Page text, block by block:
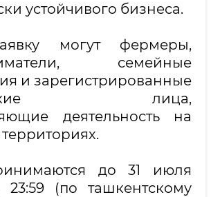
устойчивого бизнеса.
могут фермеры,
семейные
и зарегистрированные
лица,
деятельность на
до 31 июля
23:59 (по ташкентскому